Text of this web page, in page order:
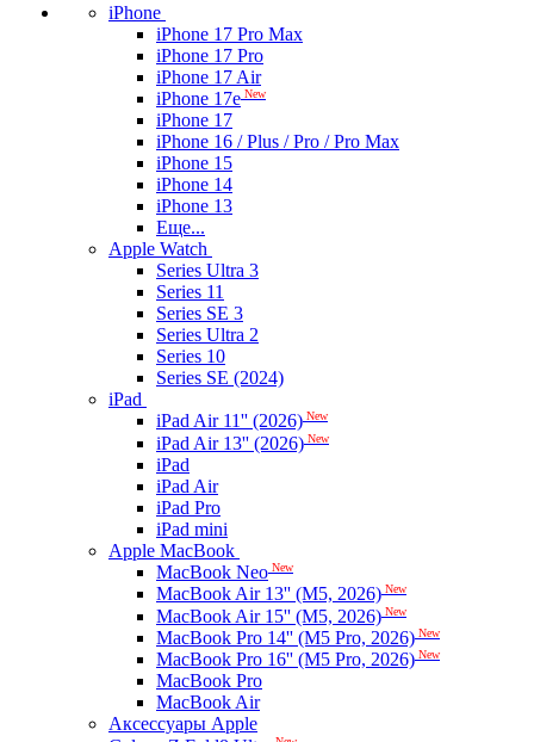
iPhone
iPhone 17 Pro Max
iPhone 17 Pro
iPhone 17 Air
iPhone 17e New
iPhone 17
iPhone 16 / Plus / Pro / Pro Max
iPhone 15
iPhone 14
iPhone 13
Еще...
Apple Watch
Series Ultra 3
Series 11
Series SE 3
Series Ultra 2
Series 10
Series SE (2024)
iPad
iPad Air 11'' (2026) New
iPad Air 13'' (2026) New
iPad
iPad Air
iPad Pro
iPad mini
Apple MacBook
MacBook Neo New
MacBook Air 13'' (M5, 2026) New
MacBook Air 15'' (M5, 2026) New
MacBook Pro 14'' (M5 Pro, 2026) New
MacBook Pro 16'' (M5 Pro, 2026) New
MacBook Pro
MacBook Air
Аксессуары Apple